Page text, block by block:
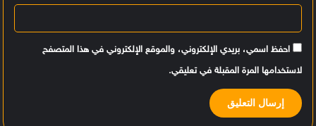
احفظ اسمي، بريدي الإلكتروني، والموقع الإلكتروني في هذا المتصفح
لاستخدامها المرة المقبلة في تعليقي.